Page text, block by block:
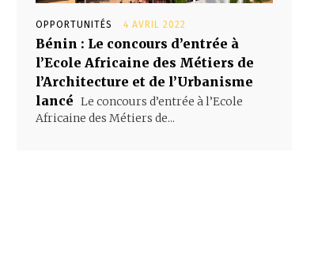
OPPORTUNITÉS 4 AVRIL 2022
Bénin : Le concours d’entrée à
l’Ecole Africaine des Métiers de
l’Architecture et de l’Urbanisme
lancé Le concours d’entrée à l’Ecole
Africaine des Métiers de...